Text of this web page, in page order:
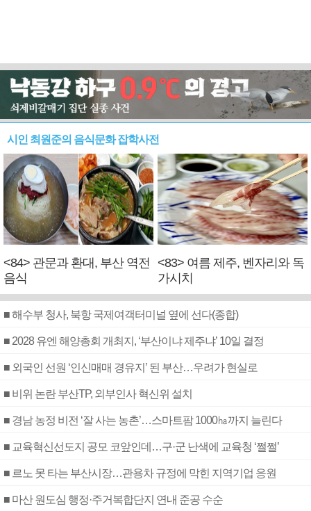
시인 최원준의 음식문화 잡학사전
<84> 관문과 환대, 부산 역전
음식
<83> 여름 제주, 벤자리와 독
가시치
■ 해수부 청사, 북항 국제여객터미널 옆에 선다(종합)
■ 2028 유엔 해양총회 개최지, ‘부산이냐 제주냐’ 10일 결정
■ 외국인 선원 ‘인신매매 경유지’ 된 부산…우려가 현실로
■ 비위 논란 부산TP, 외부인사 혁신위 설치
■ 경남 농정 비전 ‘잘 사는 농촌’…스마트팜 1000㏊까지 늘린다
■ 교육혁신선도지 공모 코앞인데…구·군 난색에 교육청 ‘쩔쩔’
■ 르노 못 타는 부산시장…관용차 규정에 막힌 지역기업 응원
■ 마산 원도심 행정·주거복합단지 연내 준공 수순